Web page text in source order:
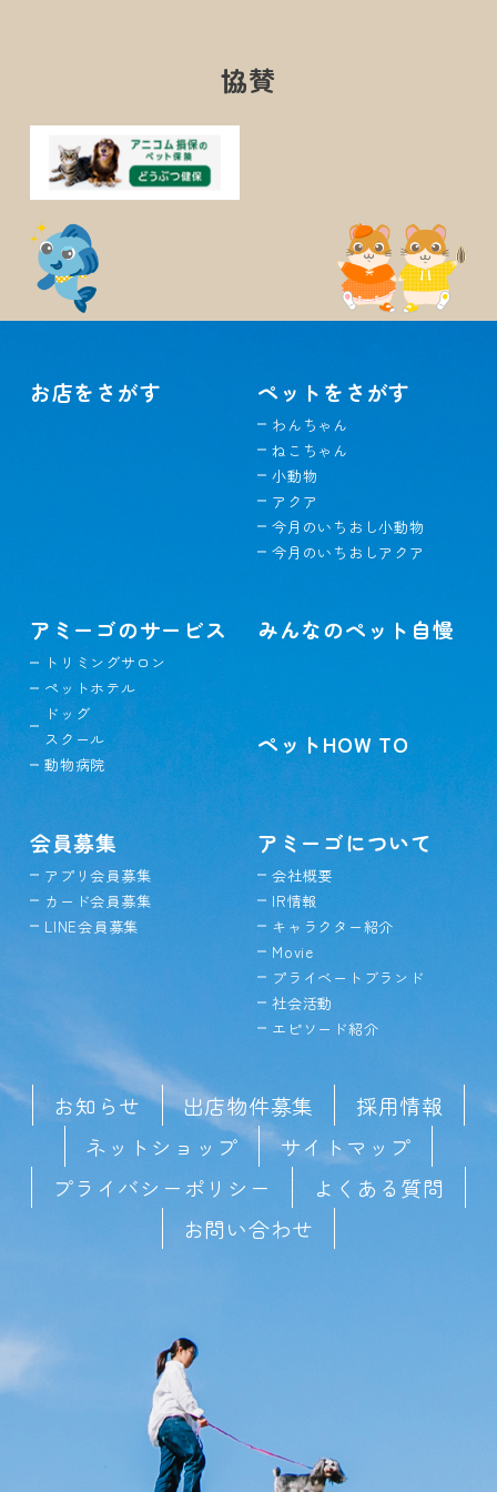
協賛
お店をさがす ペットをさがす
わんちゃん
ねこちゃん
小動物
アクア
今月のいちおし小動物
今月のいちおしアクア
アミーゴのサービス
トリミングサロン
ペットホテル
ドッグ
スクール
動物病院
みんなのペット自慢
ペットHOW TO
会員募集
アプリ会員募集
カード会員募集
LINE会員募集
アミーゴについて
会社概要
IR情報
キャラクター紹介
Movie
プライベートブランド
社会活動
エピソード紹介
お知らせ 出店物件募集
採用情報
ネットショップ
サイトマップ
プライバシーポリシー
よくある質問
お問い合わせ